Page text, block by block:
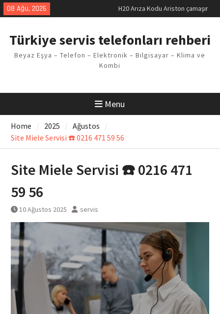
Skip
to
08 Ağu, 2026
LG kombi E2 Arızası Çözümü
Vaillant çamaşır makinesi E03
Arıza Kodu
Ferroli klima E3 Arızası Çözümü
Türkiye servis telefonları rehberi
Beyaz Eşya – Telefon – Elektronik – Bilgisayar – Klima ve
Kombi
Menu
Home 2025
Ağustos
Site Miele Servisi ☎️ 0216 471 59 56
Site Miele Servisi ☎️ 0216 471
59 56
10 Ağustos 2025 servis